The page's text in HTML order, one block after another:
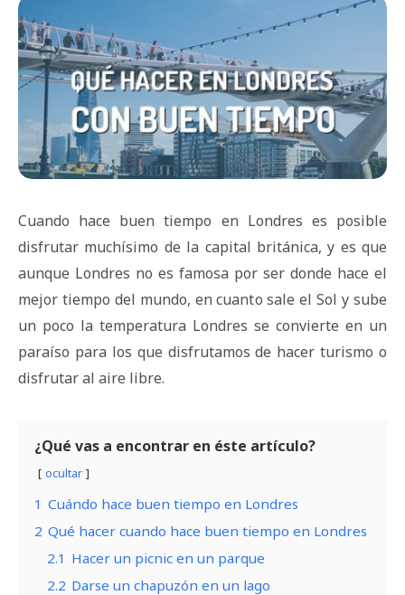
Cuando hace buen tiempo en Londres es posible
disfrutar muchísimo de la capital británica, y es que
aunque Londres no es famosa por ser donde hace el
mejor tiempo del mundo, en cuanto sale el Sol y sube
un poco la temperatura Londres se convierte en un
paraíso para los que disfrutamos de hacer turismo o
disfrutar al aire libre.
¿Qué vas a encontrar en éste artículo?
ocultar
1 Cuándo hace buen tiempo en Londres
2 Qué hacer cuando hace buen tiempo en Londres
2.1 Hacer un picnic en un parque
2.2 Darse un chapuzón en un lago